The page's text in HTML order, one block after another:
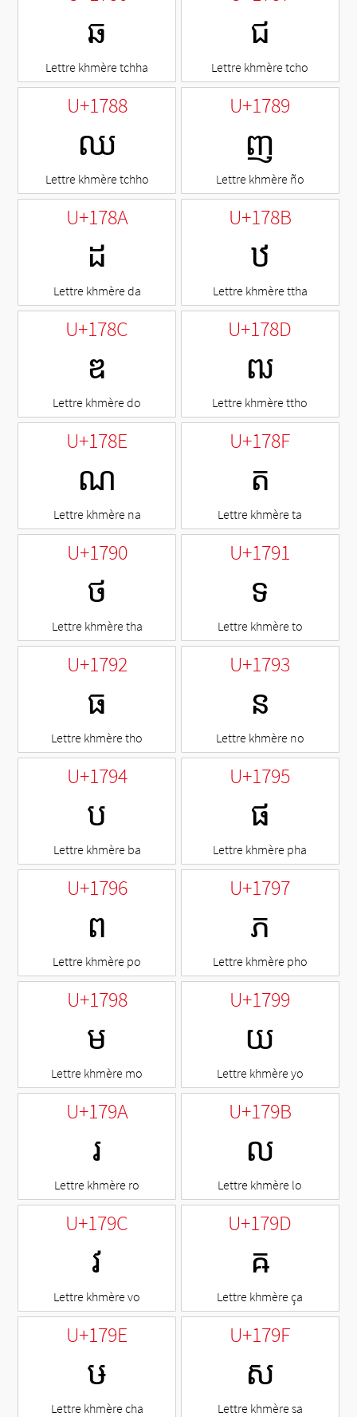
ឆ
Lettre khmère tchha
ជ
Lettre khmère tcho
U+1788
ឈ
Lettre khmère tchho
U+1789
ញ
Lettre khmère ño
U+178A
ដ
Lettre khmère da
U+178B
ឋ
Lettre khmère ttha
U+178C
ឌ
Lettre khmère do
U+178D
ឍ
Lettre khmère ttho
U+178E
ណ
Lettre khmère na
U+178F
ត
Lettre khmère ta
U+1790
ថ
Lettre khmère tha
U+1791
ទ
Lettre khmère to
U+1792
ធ
Lettre khmère tho
U+1793
ន
Lettre khmère no
U+1794
ប
Lettre khmère ba
U+1795
ផ
Lettre khmère pha
U+1796
ព
Lettre khmère po
U+1797
ភ
Lettre khmère pho
U+1798
ម
Lettre khmère mo
U+1799
យ
Lettre khmère yo
U+179A
រ
Lettre khmère ro
U+179B
ល
Lettre khmère lo
U+179C
វ
Lettre khmère vo
U+179D
ឝ
Lettre khmère ça
U+179E
ឞ
Lettre khmère cha
U+179F
ស
Lettre khmère sa